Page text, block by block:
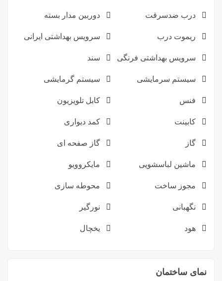
درب ضدسرقت دوربین مدار بسته
ریموت درب سرویس بهداشتی ایرانی
سرویس بهداشتی فرنگی سند
سیستم سرمایشی سیستم گرمایشی
فنس کابل تلویزیون
کابینت کمد دیواری
گاز گاز صفحه ای
ماشین لباسشویی مایکروویو
مجوز ساخت محوطه سازی
نگهبانی نورگیر
هود یخچال
نمای ساختمان